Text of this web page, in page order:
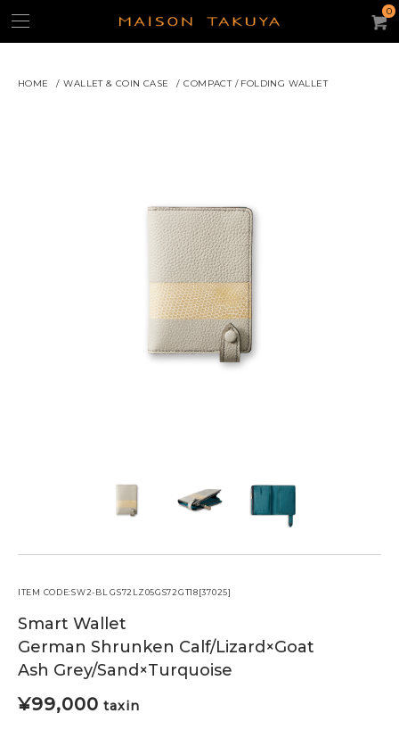
カテゴリー
レザー
FEATURE
MAINTENANCE
STORE
0
HOME / WALLET & COIN CASE / COMPACT / FOLDING WALLET
ITEM CODE:SW2-BL GS72LZ05GS72GT18[37025]
Smart Wallet
German Shrunken Calf/Lizard×Goat
Ash Grey/Sand×Turquoise
¥99,000 taxin